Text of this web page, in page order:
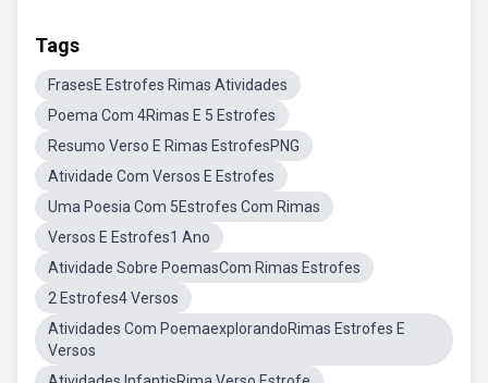
Tags
FrasesE Estrofes Rimas Atividades
Poema Com 4Rimas E 5 Estrofes
Resumo Verso E Rimas EstrofesPNG
Atividade Com Versos E Estrofes
Uma Poesia Com 5Estrofes Com Rimas
Versos E Estrofes1 Ano
Atividade Sobre PoemasCom Rimas Estrofes
2 Estrofes4 Versos
Atividades Com PoemaexplorandoRimas Estrofes E
Versos